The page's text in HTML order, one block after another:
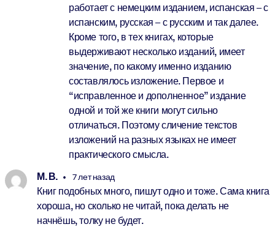
работает с немецким изданием, испанская – с
испанским, русская – с русским и так далее.
Кроме того, в тех книгах, которые
выдерживают несколько изданий, имеет
значение, по какому именно изданию
составлялось изложение. Первое и
“исправленное и дополненное” издание
одной и той же книги могут сильно
отличаться. Поэтому сличение текстов
изложений на разных языках не имеет
практического смысла.
М. В.
7 лет назад
Книг подобных много, пишут одно и тоже. Сама книга
хороша, но сколько не читай, пока делать не
начнёшь, толку не будет.